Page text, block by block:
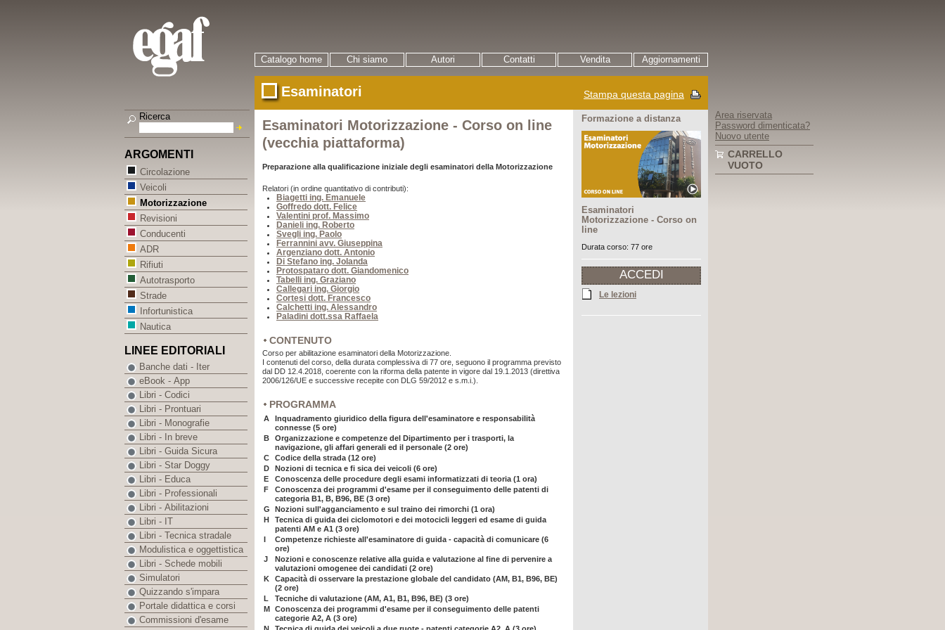
Catalogo home Chi siamo Autori Contatti Vendita Aggiornamenti
Esaminatori Stampa questa pagina
Esaminatori Motorizzazione - Corso on line
(vecchia piattaforma)
Preparazione alla qualificazione iniziale degli esaminatori della Motorizzazione
Relatori (in ordine quantitativo di contributi):
Biagetti ing. Emanuele
Goffredo dott. Felice
Valentini prof. Massimo
Danieli ing. Roberto
Svegli ing. Paolo
Ferrannini avv. Giuseppina
Argenziano dott. Antonio
Di Stefano ing. Jolanda
Protospataro dott. Giandomenico
Tabelli ing. Graziano
Callegari ing. Giorgio
Cortesi dott. Francesco
Calchetti ing. Alessandro
Paladini dott.ssa Raffaela
CONTENUTO
Corso per abilitazione esaminatori della Motorizzazione.
I contenuti del corso, della durata complessiva di 77 ore, seguono il programma previsto
dal DD 12.4.2018, coerente con la riforma della patente in vigore dal 19.1.2013 (direttiva
2006/126/UE e successive recepite con DLG 59/2012 e s.m.i.).
PROGRAMMA
A
Inquadramento giuridico della figura dell'esaminatore e responsabilità
connesse (5 ore)
B
Organizzazione e competenze del Dipartimento per i trasporti, la
navigazione, gli affari generali ed il personale (2 ore)
C
Codice della strada (12 ore)
D
Nozioni di tecnica e fi sica dei veicoli (6 ore)
E
Conoscenza delle procedure degli esami informatizzati di teoria (1 ora)
F
Conoscenza dei programmi d'esame per il conseguimento delle patenti di
categoria B1, B, B96, BE (3 ore)
G
Nozioni sull'agganciamento e sul traino dei rimorchi (1 ora)
H
Tecnica di guida dei ciclomotori e dei motocicli leggeri ed esame di guida
patenti AM e A1 (3 ore)
I
Competenze richieste all'esaminatore di guida - capacità di comunicare (6
ore)
J
Nozioni e conoscenze relative alla guida e valutazione al fine di pervenire a
valutazioni omogenee dei candidati (2 ore)
K
Capacità di osservare la prestazione globale del candidato (AM, B1, B96, BE)
(2 ore)
L
Tecniche di valutazione (AM, A1, B1, B96, BE) (3 ore)
M Conoscenza dei programmi d'esame per il conseguimento delle patenti
categorie A2, A (3 ore)
Formazione a distanza
Esaminatori
Motorizzazione - Corso on
line
Durata corso: 77 ore
ACCEDI
Le lezioni
Ricerca
ARGOMENTI
Circolazione
Veicoli
Motorizzazione
Revisioni
Conducenti
ADR
Rifiuti
Autotrasporto
Strade
Infortunistica
Nautica
LINEE EDITORIALI
Banche dati - Iter
eBook - App
Libri - Codici
Libri - Prontuari
Libri - Monografie
Libri - In breve
Libri - Guida Sicura
Libri - Star Doggy
Libri - Educa
Libri - Professionali
Libri - Abilitazioni
Libri - IT
Libri - Tecnica stradale
Modulistica e oggettistica
Libri - Schede mobili
Simulatori
Quizzando s'impara
Portale didattica e corsi
Commissioni d'esame
Area riservata
Password dimenticata?
Nuovo utente
CARRELLO
VUOTO